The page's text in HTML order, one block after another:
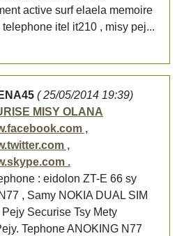
active surf elaela memoire
itel it210 , misy pej...
( 25/05/2014 19:39)
MISY OLANA
,
,
.
: eidolon ZT-E 66 sy
, Samy NOKIA DUAL SIM
Securise Tsy Mety
Tephone ANOKING N77